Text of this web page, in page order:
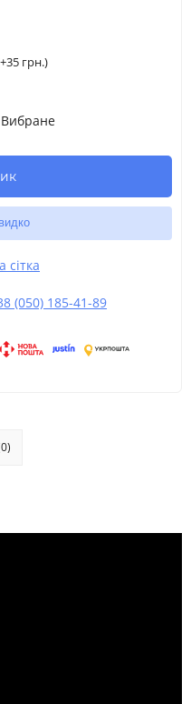
35 грн.)
Вибране
сітка
(050) 185-41-89